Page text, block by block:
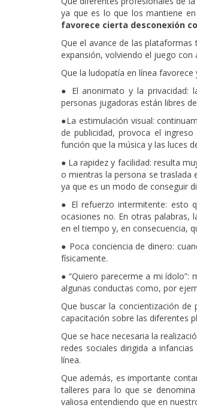
ya que es lo que los mantiene
favorece cierta desconexión
Que el avance de las
expansión, volviendo el juego con
Que la ludopatía en línea
● El anonimato y la privacidad:
personas jugadoras están libres
●La estimulación visual:
de publicidad, provoca el
función que la música y las luces
● La rapidez y facilidad: resulta
o mientras la persona se traslada
ya que es un modo de conseguir
● El refuerzo intermitente: esto
ocasiones no. En otras palabras,
en el tiempo y, en consecuencia,
● Poca conciencia de dinero:
físicamente.
● “Quiero parecerme a mi
algunas conductas como, por
Que buscar la concientización
capacitación sobre las diferentes
Que se hace necesaria la
redes sociales dirigida a
línea.
Que además, es importante
talleres para lo que se denomina
valiosa entendiendo que en